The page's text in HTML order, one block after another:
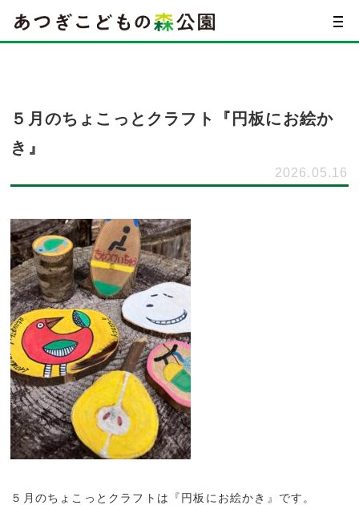
５月のちょこっとクラフト『円板にお絵か
き』
2026.05.16
５月のちょこっとクラフトは『円板にお絵かき』です。